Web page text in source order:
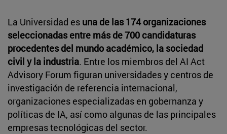
La Universidad es una de las 174 organizaciones
seleccionadas entre más de 700 candidaturas
procedentes del mundo académico, la sociedad
civil y la industria. Entre los miembros del AI Act
Advisory Forum figuran universidades y centros de
investigación de referencia internacional,
organizaciones especializadas en gobernanza y
políticas de IA, así como algunas de las principales
empresas tecnológicas del sector.